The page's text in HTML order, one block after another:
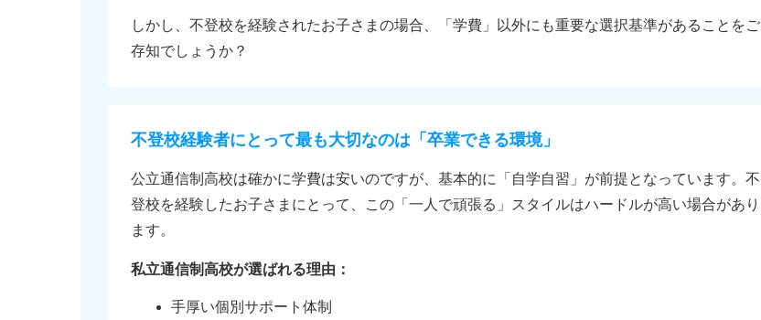
しかし、不登校を経験されたお子さまの場合、「学費」以外にも重要な選択基準があることをご
存知でしょうか？
不登校経験者にとって最も大切なのは「卒業できる環境」
公立通信制高校は確かに学費は安いのですが、基本的に「自学自習」が前提となっています。不
登校を経験したお子さまにとって、この「一人で頑張る」スタイルはハードルが高い場合があり
ます。
私立通信制高校が選ばれる理由：
手厚い個別サポート体制